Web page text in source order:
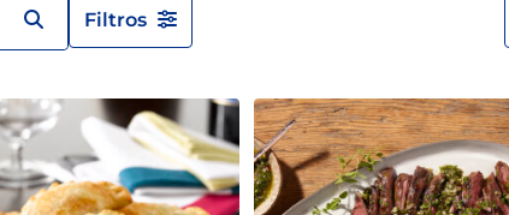
Filtros